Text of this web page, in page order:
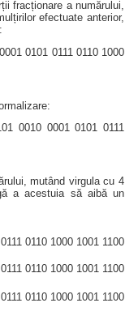
fracționare a numărului,
efectuate anterior,
0101 0111 0110 1000
0010 0001 0101 0111
mutând virgula cu 4
a acestuia să aibă un
0110 1000 1001 1100
0110 1000 1001 1100
0110 1000 1001 1100